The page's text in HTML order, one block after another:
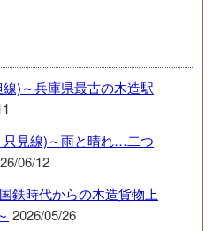
)～兵庫県最古の木造駅
見線)～雨と晴れ…二つ
06/12
鉄時代からの木造貨物上
2026/05/26